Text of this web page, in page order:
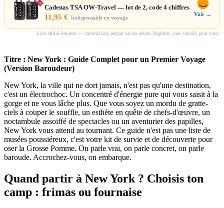
Cadenas TSA OW-Travel — lot de 2, code 4 chiffres
11,95 € Indispensable en voyage
Voir →
Lien affilié Amazon — commission perçue sur les achats éligibles, sans surcoût pour vous.
Titre : New York : Guide Complet pour un Premier Voyage
(Version Baroudeur)
New York, la ville qui ne dort jamais, n'est pas qu'une destination,
c'est un électrochoc. Un concentré d'énergie pure qui vous saisit à la
gorge et ne vous lâche plus. Que vous soyez un mordu de gratte-
ciels à couper le souffle, un esthète en quête de chefs-d'œuvre, un
noctambule assoiffé de spectacles ou un aventurier des papilles,
New York vous attend au tournant. Ce guide n'est pas une liste de
musées poussiéreux, c'est votre kit de survie et de découverte pour
oser la Grosse Pomme. On parle vrai, on parle concret, on parle
baroude. Accrochez-vous, on embarque.
Quand partir à New York ? Choisis ton
camp : frimas ou fournaise